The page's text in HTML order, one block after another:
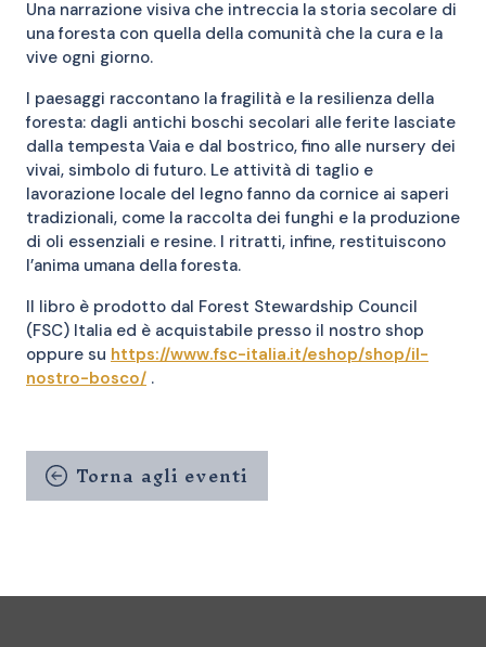
Una narrazione visiva che intreccia la storia secolare di
una foresta con quella della comunità che la cura e la
vive ogni giorno.
I paesaggi raccontano la fragilità e la resilienza della
foresta: dagli antichi boschi secolari alle ferite lasciate
dalla tempesta Vaia e dal bostrico, fino alle nursery dei
vivai, simbolo di futuro. Le attività di taglio e
lavorazione locale del legno fanno da cornice ai saperi
tradizionali, come la raccolta dei funghi e la produzione
di oli essenziali e resine. I ritratti, infine, restituiscono
l’anima umana della foresta.
Il libro è prodotto dal Forest Stewardship Council
(FSC) Italia ed è acquistabile presso il nostro shop
oppure su https://www.fsc-italia.it/eshop/shop/il-
nostro-bosco/ .
Torna agli eventi